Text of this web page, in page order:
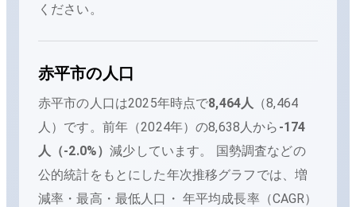
ください。
赤平市の人口
赤平市の人口は2025年時点で8,464人 （8,464
人 ）です。 前年（2024年）の8,638 人から -174
人（-2.0%）減少 しています。
国勢調査などの
公的統計をもとにした年次推移グラフでは、増
減率・最高・最低人口・ 年平均成長率（CAGR）